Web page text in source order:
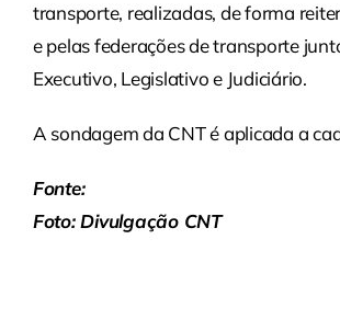
transporte, realizadas, de forma
e pelas federações de transporte
Executivo, Legislativo e Judiciário.
A sondagem da CNT é aplicada a
Fonte:
Foto: Divulgação CNT